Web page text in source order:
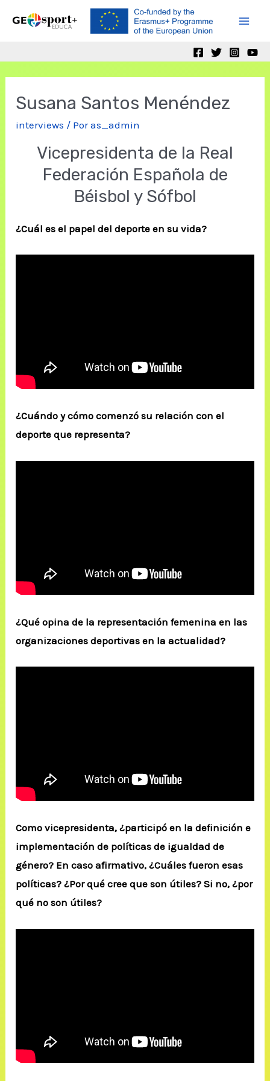
Susana Santos Menéndez
interviews / Poras_admin
Vicepresidenta de la Real
Federación Española de
Béisbol y Sófbol
¿Cuál es el papel del deporte en su vida?
¿Cuándo y cómo comenzó su relación con el
deporte que representa?
¿Qué opina de la representación femenina en las
organizaciones deportivas en la actualidad?
Como vicepresidenta, ¿participó en la definición e
implementación de políticas de igualdad de
género? En caso afirmativo, ¿Cuáles fueron esas
políticas? ¿Por qué cree que son útiles? Si no, ¿por
qué no son útiles?